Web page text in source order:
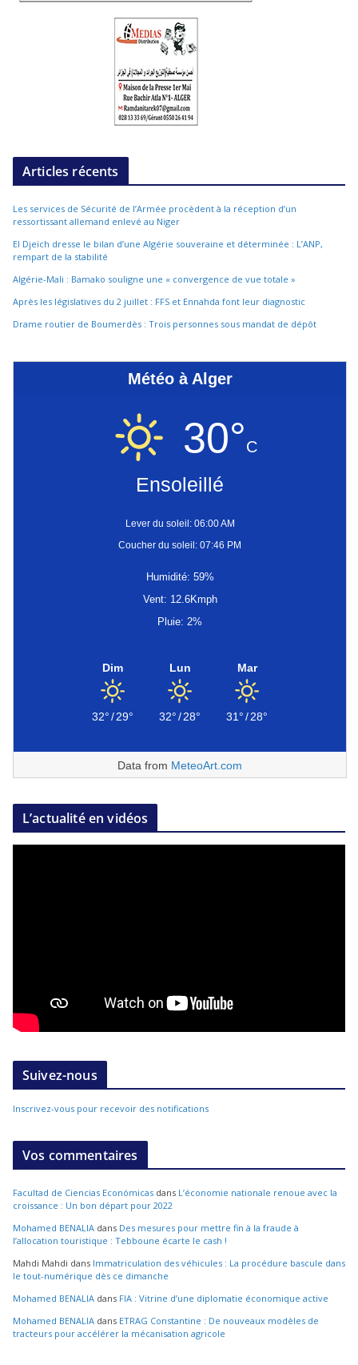
Articles récents
Les services de Sécurité de l’Armée procèdent à la réception d’un
ressortissant allemand enlevé au Niger
El Djeïch dresse le bilan d’une Algérie souveraine et déterminée : L’ANP,
rempart de la stabilité
Algérie-Mali : Bamako souligne une « convergence de vue totale »
Après les législatives du 2 juillet : FFS et Ennahda font leur diagnostic
Drame routier de Boumerdès : Trois personnes sous mandat de dépôt
Météo à Alger
30°C
Ensoleillé
Lever du soleil: 06:00 AM
Coucher du soleil: 07:46 PM
Humidité: 59%
Vent: 12.6Kmph
Pluie: 2%
Dim
32°/29°
Lun
32°/28°
Mar
31°/28°
Data from MeteoArt.com
L’actualité en vidéos
Suivez-nous
Inscrivez-vous pour recevoir des notifications
Vos commentaires
Facultad de Ciencias Económicas dans L’économie nationale renoue avec la
croissance : Un bon départ pour 2022
Mohamed BENALIA dans Des mesures pour mettre fin à la fraude à
l’allocation touristique : Tebboune écarte le cash !
Mahdi Mahdi dans Immatriculation des véhicules : La procédure bascule dans
le tout-numérique dès ce dimanche
Mohamed BENALIA dans FIA : Vitrine d’une diplomatie économique active
Mohamed BENALIA dans ETRAG Constantine : De nouveaux modèles de
tracteurs pour accélérer la mécanisation agricole